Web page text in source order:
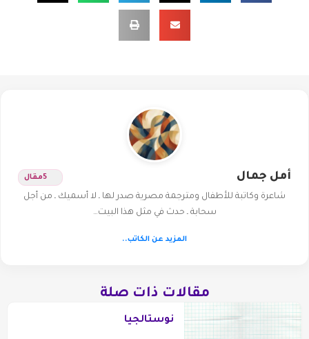
أمل جمال 5مقال
شاعرة وكاتبة للأطفال ومترجمة مصرية صدر لها ـ لا أسميك ـ من أجل
سحابة ـ حدث في مثل هذا البيت…
المزيد عن الكاتب..
مقالات ذات صلة
نوستالجيا